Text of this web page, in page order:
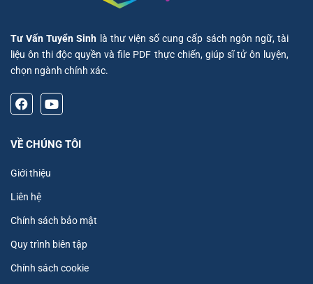
Tư Vấn Tuyển Sinh là thư viện số cung cấp sách ngôn ngữ, tài
liệu ôn thi độc quyền và file PDF thực chiến, giúp sĩ tử ôn luyện,
chọn ngành chính xác.
VỀ CHÚNG TÔI
Giới thiệu
Liên hệ
Chính sách bảo mật
Quy trình biên tập
Chính sách cookie